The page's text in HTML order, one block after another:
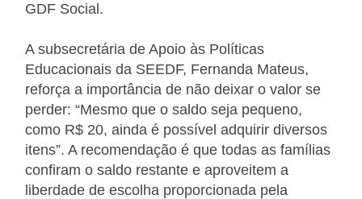
GDF Social.
A subsecretária de Apoio às Políticas
Educacionais da SEEDF, Fernanda Mateus,
reforça a importância de não deixar o valor se
perder: “Mesmo que o saldo seja pequeno,
como R$ 20, ainda é possível adquirir diversos
itens”. A recomendação é que todas as famílias
confiram o saldo restante e aproveitem a
liberdade de escolha proporcionada pela